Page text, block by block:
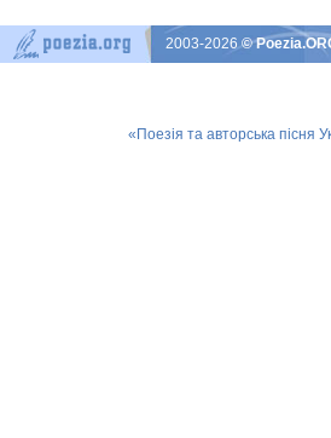
2003-2026©
«Поезія та авторська пісня